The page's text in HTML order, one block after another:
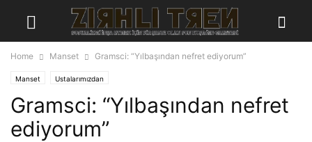
Home Manset Gramsci: “Yılbaşından nefret ediyorum”
Manset Ustalarımızdan
Gramsci: “Yılbaşından nefret
ediyorum”